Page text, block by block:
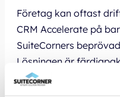
Företag kan oftast
CRM Accelerate på
SuiteCorners
Lösningen är
tidsåtgången och